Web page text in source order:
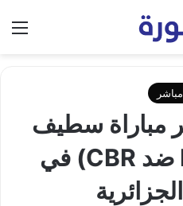
مباراة سطيف
وبلوزداد (ESS ضد CBR) في